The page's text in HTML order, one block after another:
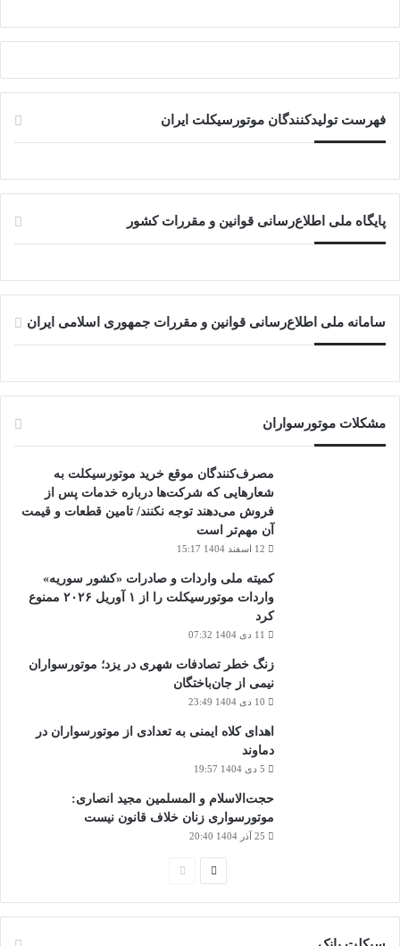
فهرست تولیدکنندگان موتورسیکلت ایران
پایگاه ملی اطلاع‌رسانی قوانین و مقررات کشور
سامانه ملی اطلاع‌رسانی قوانین و مقررات جمهوری اسلامی ایران
مشکلات موتورسواران
مصرف‌کنندگان موقع خرید موتورسیکلت به
شعارهایی که شرکت‌ها درباره خدمات پس از
فروش می‌دهند توجه نکنند/ تامین قطعات و قیمت
آن مهم‌تر است
12 اسفند 1404 15:17
کمیته ملی واردات و صادرات «کشور سوریه»
واردات موتورسیکلت را از ۱ آوریل ۲۰۲۶ ممنوع
کرد
11 دی 1404 07:32
زنگ خطر تصادفات شهری در یزد؛ موتورسواران
نیمی از جان‌باختگان
10 دی 1404 23:49
اهدای کلاه ایمنی به تعدادی از موتورسواران در
دماوند
5 دی 1404 19:57
حجت‌الاسلام و المسلمین مجید انصاری:
موتورسواری زنان خلاف قانون نیست
25 آذر 1404 20:40
صفحه